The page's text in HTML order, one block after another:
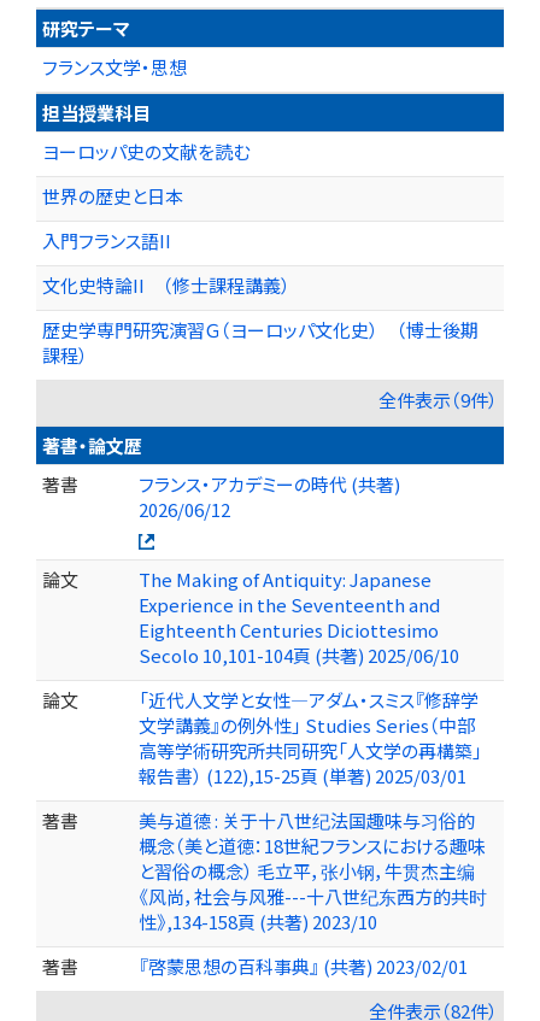
研究テーマ
フランス文学・思想
担当授業科目
ヨーロッパ史の文献を読む
世界の歴史と日本
入門フランス語II
文化史特論II （修士課程講義）
歴史学専門研究演習Ｇ（ヨーロッパ文化史） （博士後期
課程）
全件表示（9件）
著書・論文歴
著書
フランス・アカデミーの時代 (共著)
2026/06/12
論文
The Making of Antiquity: Japanese
Experience in the Seventeenth and
Eighteenth Centuries Diciottesimo
Secolo 10,101-104頁 (共著) 2025/06/10
論文
「近代人文学と女性―アダム・スミス『修辞学
文学講義』の例外性」 Studies Series（中部
高等学術研究所共同研究「人文学の再構築」
報告書） (122),15-25頁 (単著) 2025/03/01
著書
美与道德 : 关于十八世纪法国趣味与习俗的
概念（美と道徳：18世紀フランスにおける趣味
と習俗の概念） 毛立平，张小钢，牛贯杰主编
《风尚，社会与风雅---十八世纪东西方的共时
性》,134-158頁 (共著) 2023/10
著書
『啓蒙思想の百科事典』 (共著) 2023/02/01
全件表示（82件）